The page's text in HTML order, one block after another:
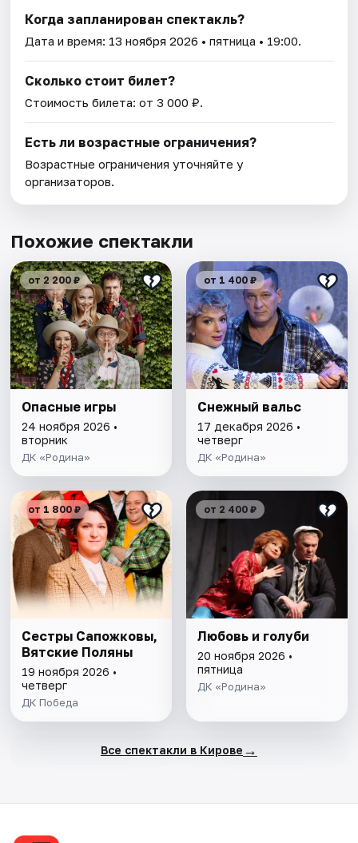
Когда запланирован спектакль?
Дата и время: 13 ноября 2026 • пятница • 19:00.
Сколько стоит билет?
Стоимость билета: от 3 000 ₽.
Есть ли возрастные ограничения?
Возрастные ограничения уточняйте у
организаторов.
Похожие спектакли
от 2 200 ₽
Опасные игры
24 ноября 2026 •
вторник
ДК «Родина»
от 1 400 ₽
Снежный вальс
17 декабря 2026 •
четверг
ДК «Родина»
от 1 800 ₽
Сестры Сапожковы,
Вятские Поляны
19 ноября 2026 •
четверг
ДК Победа
от 2 400 ₽
Любовь и голуби
20 ноября 2026 •
пятница
ДК «Родина»
Все спектакли в Кирове →